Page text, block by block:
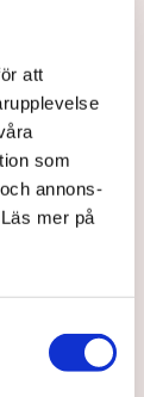
att
som
annons-
mer på
beskjuts